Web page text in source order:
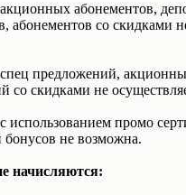
абонементов,
абонементов со скидками
предложений,
со скидками не
использованием промо
бонусов не возможна.
начисляются: